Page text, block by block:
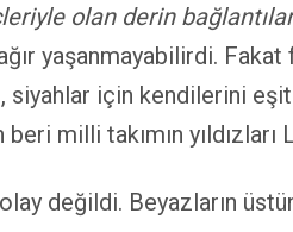
olan derin
yaşanmayabilirdi.
siyahlar için kendilerini
milli takımın
değildi. Beyazların